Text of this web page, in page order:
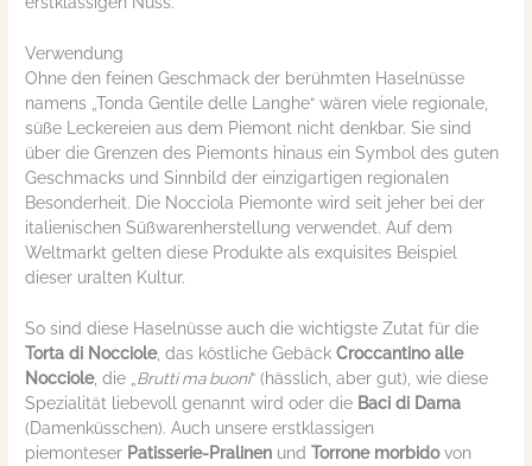
Verwendung
Ohne den feinen Geschmack der berühmten Haselnüsse
namens „Tonda Gentile delle Langhe“ wären viele regionale,
süße Leckereien aus dem Piemont nicht denkbar. Sie sind
über die Grenzen des Piemonts hinaus ein Symbol des guten
Geschmacks und Sinnbild der einzigartigen regionalen
Besonderheit. Die Nocciola Piemonte wird seit jeher bei der
italienischen Süßwarenherstellung verwendet. Auf dem
Weltmarkt gelten diese Produkte als exquisites Beispiel
dieser uralten Kultur.
So sind diese Haselnüsse auch die wichtigste Zutat für die
Torta di Nocciole, das köstliche GebäckCroccantino alle
Nocciole, die „ Brutti ma buoni“ (hässlich, aber gut), wie diese
Spezialität liebevoll genannt wird oder die Baci di Dama
(Damenküsschen). Auch unsere erstklassigen
piemonteser Patisserie-Pralinen undTorrone morbidovon